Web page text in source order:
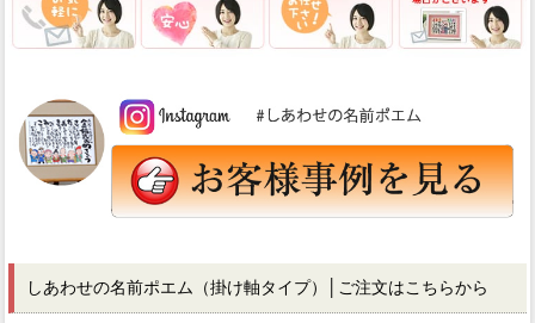
しあわせの名前ポエム（掛け軸タイプ）│ご注文はこちらから